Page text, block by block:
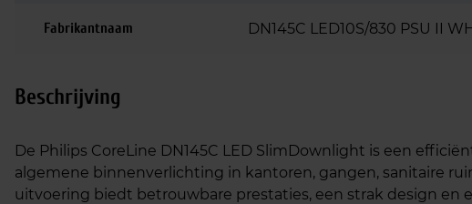
Fabrikantnaam DN145C LED10S/830 PSU II
Beschrijving
De Philips CoreLine DN145C LED SlimDownlight is een
algemene binnenverlichting in kantoren, gangen, sanitaire
uitvoering biedt betrouwbare prestaties, een strak design en